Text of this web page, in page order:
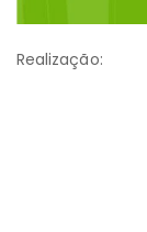
Realização: